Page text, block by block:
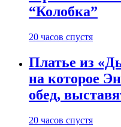
“Колобка”
20 часов спустя
Платье из
на которое
обед,
20 часов спустя